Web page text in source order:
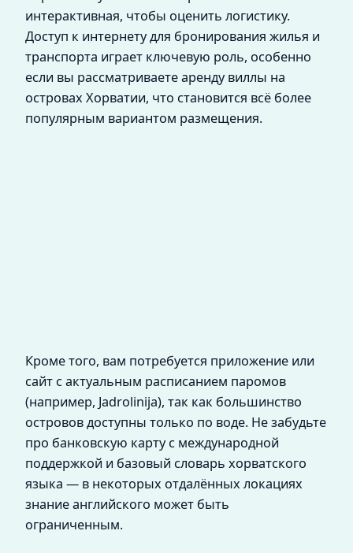
интерактивная, чтобы оценить логистику.
Доступ к интернету для бронирования жилья и
транспорта играет ключевую роль, особенно
если вы рассматриваете аренду виллы на
островах Хорватии, что становится всё более
популярным вариантом размещения.
Кроме того, вам потребуется приложение или
сайт с актуальным расписанием паромов
(например, Jadrolinija), так как большинство
островов доступны только по воде. Не забудьте
про банковскую карту с международной
поддержкой и базовый словарь хорватского
языка — в некоторых отдалённых локациях
знание английского может быть
ограниченным.